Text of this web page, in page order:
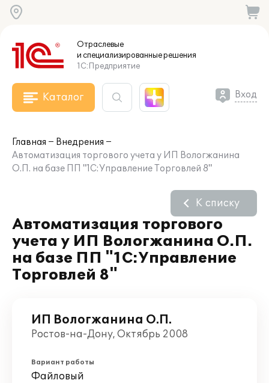
Отраслевые
и специализированныерешения
1С:Предприятие
Каталог Вход
Главная
Внедрения
Автоматизация торгового учета у ИП Вологжанина
О.П. на базе ПП "1С:Управление Торговлей 8"
Автоматизация торгового
учета у ИП Вологжанина О.П.
на базе ПП "1С:Управление
Торговлей 8"
К списку
ИП Вологжанина О.П.
Ростов-на-Дону, Октябрь 2008
Вариант работы
Файловый